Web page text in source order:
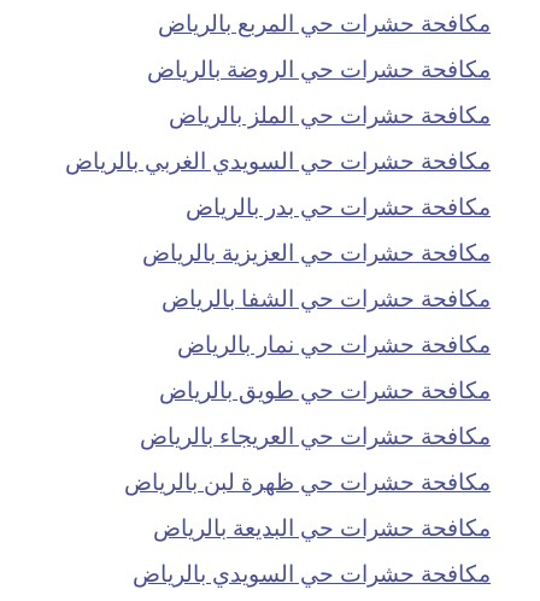
مكافحة حشرات حي المربع بالرياض
مكافحة حشرات حي الروضة بالرياض
مكافحة حشرات حي الملز بالرياض
مكافحة حشرات حي السويدي الغربي بالرياض
مكافحة حشرات حي بدر بالرياض
مكافحة حشرات حي العزيزية بالرياض
مكافحة حشرات حي الشفا بالرياض
مكافحة حشرات حي نمار بالرياض
مكافحة حشرات حي طويق بالرياض
مكافحة حشرات حي العريجاء بالرياض
مكافحة حشرات حي ظهرة لبن بالرياض
مكافحة حشرات حي البديعة بالرياض
مكافحة حشرات حي السويدي بالرياض